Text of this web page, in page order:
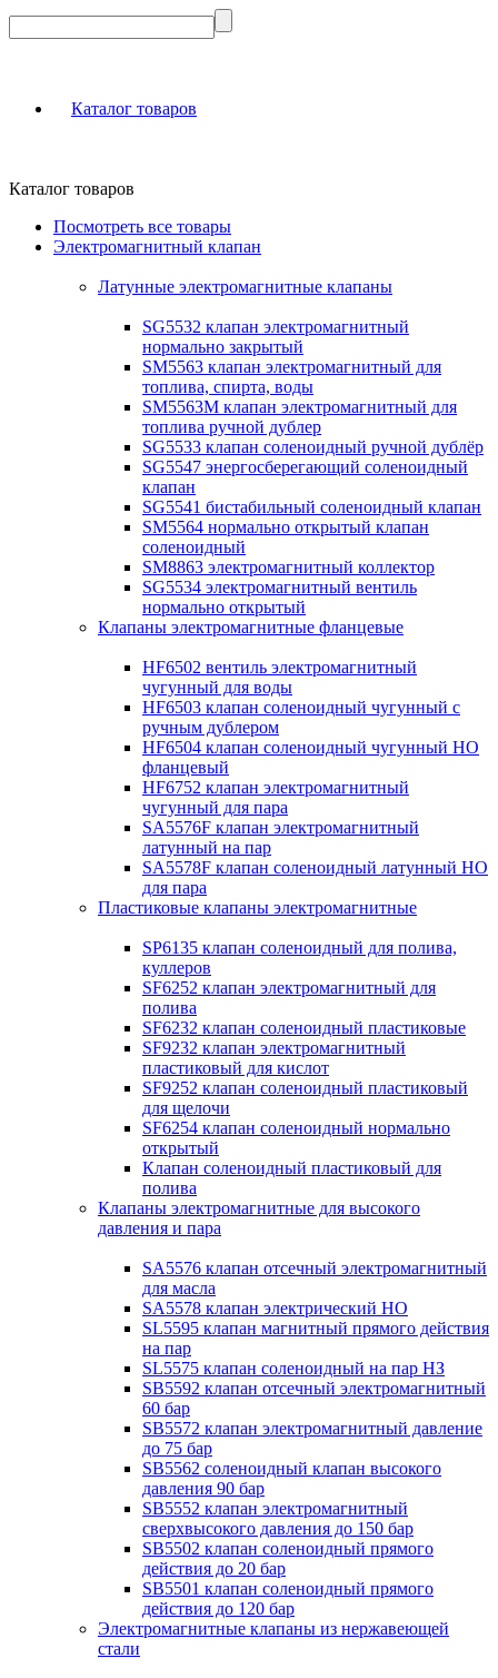
Каталог товаров
Каталог товаров
Посмотреть все товары
Электромагнитный клапан
Латунные электромагнитные клапаны
SG5532 клапан электромагнитный
нормально закрытый
SM5563 клапан электромагнитный для
топлива, спирта, воды
SM5563M клапан электромагнитный для
топлива ручной дублер
SG5533 клапан соленоидный ручной дублёр
SG5547 энергосберегающий соленоидный
клапан
SG5541 бистабильный соленоидный клапан
SM5564 нормально открытый клапан
соленоидный
SM8863 электромагнитный коллектор
SG5534 электромагнитный вентиль
нормально открытый
Клапаны электромагнитные фланцевые
HF6502 вентиль электромагнитный
чугунный для воды
HF6503 клапан соленоидный чугунный с
ручным дублером
HF6504 клапан соленоидный чугунный НО
фланцевый
HF6752 клапан электромагнитный
чугунный для пара
SA5576F клапан электромагнитный
латунный на пар
SA5578F клапан соленоидный латунный НО
для пара
Пластиковые клапаны электромагнитные
SP6135 клапан соленоидный для полива,
куллеров
SF6252 клапан электромагнитный для
полива
SF6232 клапан соленоидный пластиковые
SF9232 клапан электромагнитный
пластиковый для кислот
SF9252 клапан соленоидный пластиковый
для щелочи
SF6254 клапан соленоидный нормально
открытый
Клапан соленоидный пластиковый для
полива
Клапаны электромагнитные для высокого
давления и пара
SA5576 клапан отсечный электромагнитный
для масла
SA5578 клапан электрический НО
SL5595 клапан магнитный прямого действия
на пар
SL5575 клапан соленоидный на пар НЗ
SB5592 клапан отсечный электромагнитный
60 бар
SB5572 клапан электромагнитный давление
до 75 бар
SB5562 соленоидный клапан высокого
давления 90 бар
SB5552 клапан электромагнитный
сверхвысокого давления до 150 бар
SB5502 клапан соленоидный прямого
действия до 20 бар
SB5501 клапан соленоидный прямого
действия до 120 бар
Электромагнитные клапаны из нержавеющей
стали